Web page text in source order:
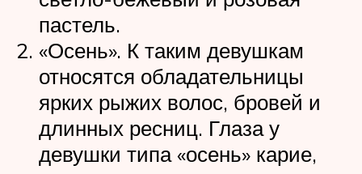
пастель.
«Осень». К таким девушкам
относятся обладательницы
ярких рыжих волос, бровей и
длинных ресниц. Глаза у
девушки типа «осень» карие,